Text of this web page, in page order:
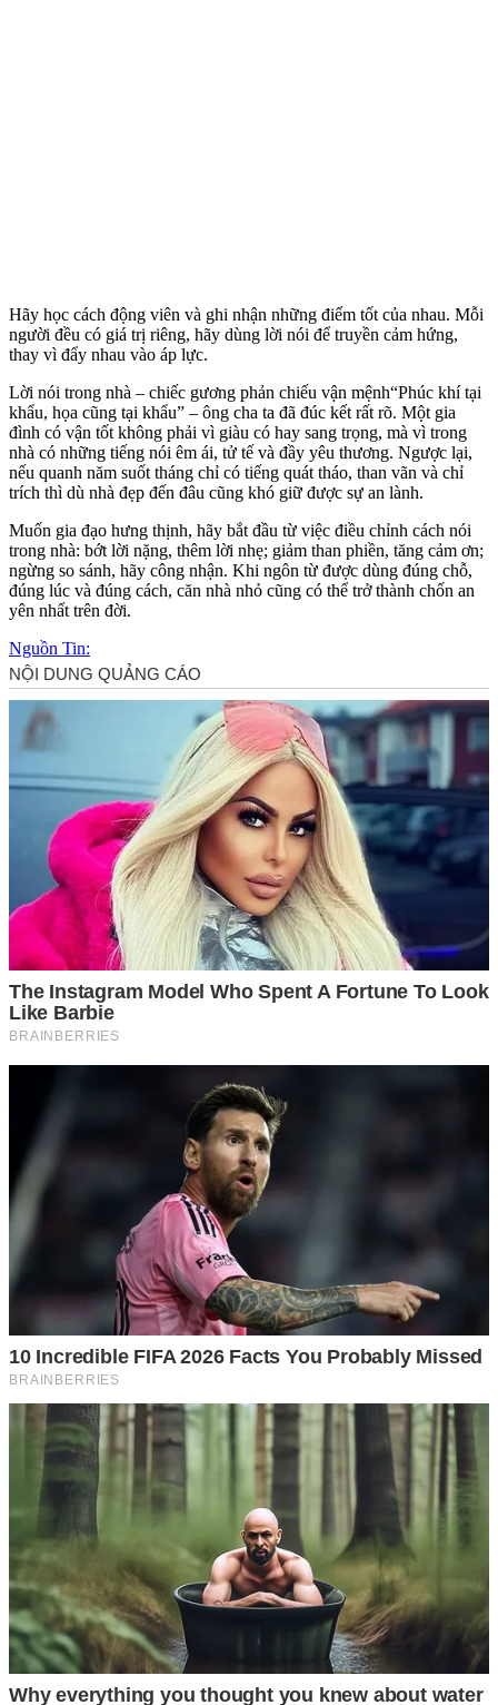
Hãy học cách động viên và ghi nhận những điểm tốt của nhau. Mỗi
người đều có giá trị riêng, hãy dùng lời nói để truyền cảm hứng,
thay vì đẩy nhau vào áp lực.
Lời nói trong nhà – chiếc gương phản chiếu vận mệnh“Phúc khí tại
khẩu, họa cũng tại khẩu” – ông cha ta đã đúc kết rất rõ. Một gia
đình có vận tốt không phải vì giàu có hay sang trọng, mà vì trong
nhà có những tiếng nói êm ái, tử tế và đầy yêu thương. Ngược lại,
nếu quanh năm suốt tháng chỉ có tiếng quát tháo, than vãn và chỉ
trích thì dù nhà đẹp đến đâu cũng khó giữ được sự an lành.
Muốn gia đạo hưng thịnh, hãy bắt đầu từ việc điều chỉnh cách nói
trong nhà: bớt lời nặng, thêm lời nhẹ; giảm than phiền, tăng cảm ơn;
ngừng so sánh, hãy công nhận. Khi ngôn từ được dùng đúng chỗ,
đúng lúc và đúng cách, căn nhà nhỏ cũng có thể trở thành chốn an
yên nhất trên đời.
Nguồn Tin: